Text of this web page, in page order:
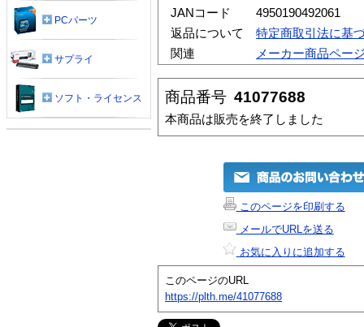
JANコード
4950190492061
返品について
特定商取引法に基
関連
メーカー商品ペー
商品番号 41077688
本商品は販売を終了しました
このページを印刷する
メールでURLを送る
お気に入りに追加する
このページのURL
https://plth.me/41077688
PCパーツ
サプライ
ソフト・ライセンス